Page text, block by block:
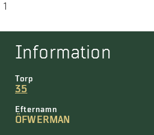
1
Information
Torp
35
Efternamn
ÖFWERMAN